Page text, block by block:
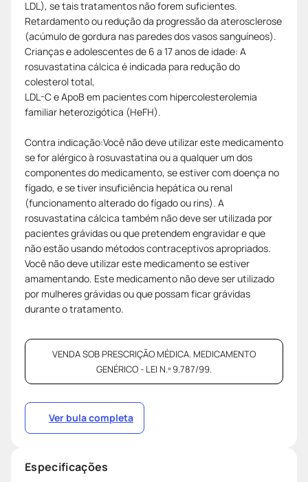
LDL), se tais tratamentos não forem suficientes.
Retardamento ou redução da progressão da aterosclerose
(acúmulo de gordura nas paredes dos vasos sanguíneos).
Crianças e adolescentes de 6 a 17 anos de idade: A
rosuvastatina cálcica é indicada para redução do
colesterol total,
LDL-C e ApoB em pacientes com hipercolesterolemia
familiar heterozigótica (HeFH).
Contra indicação:Você não deve utilizar este medicamento
se for alérgico à rosuvastatina ou a qualquer um dos
componentes do medicamento, se estiver com doença no
fígado, e se tiver insuficiência hepática ou renal
(funcionamento alterado do fígado ou rins). A
rosuvastatina cálcica também não deve ser utilizada por
pacientes grávidas ou que pretendem engravidar e que
não estão usando métodos contraceptivos apropriados.
Você não deve utilizar este medicamento se estiver
amamentando. Este medicamento não deve ser utilizado
por mulheres grávidas ou que possam ficar grávidas
durante o tratamento.
VENDA SOB PRESCRIÇÃO MÉDICA. MEDICAMENTO
GENÉRICO - LEI N.º 9.787/99.
Ver bula completa
Especificações